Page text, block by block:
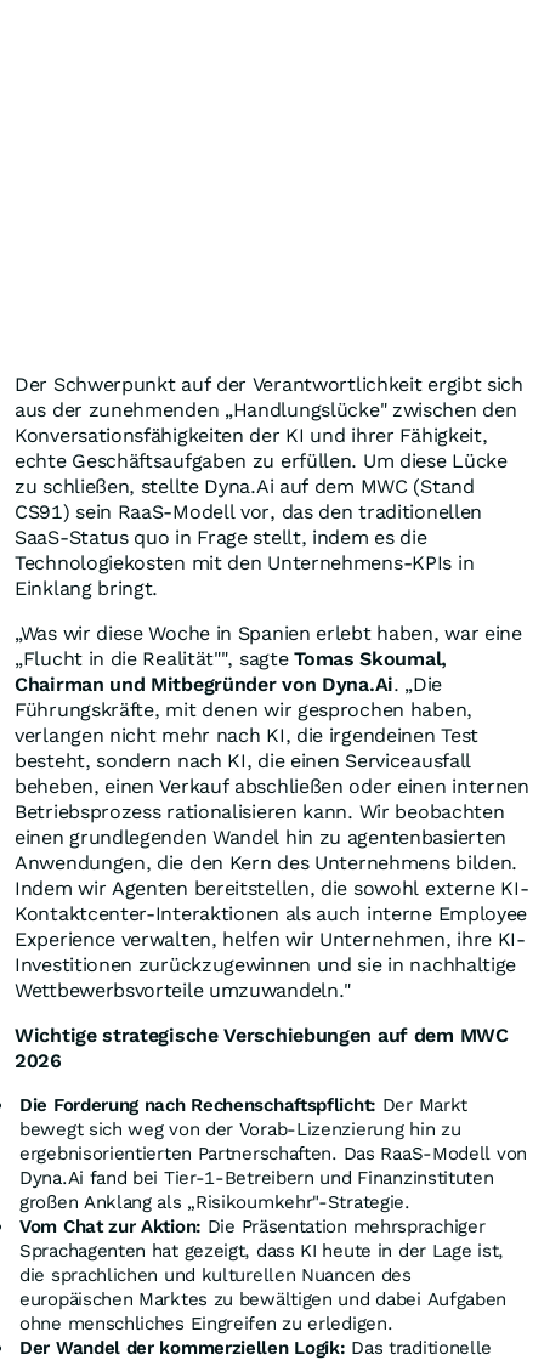
Der Schwerpunkt auf der Verantwortlichkeit ergibt sich
aus der zunehmenden „Handlungslücke" zwischen den
Konversationsfähigkeiten der KI und ihrer Fähigkeit,
echte Geschäftsaufgaben zu erfüllen. Um diese Lücke
zu schließen, stellte Dyna.Ai auf dem MWC (Stand
CS91) sein RaaS-Modell vor, das den traditionellen
SaaS-Status quo in Frage stellt, indem es die
Technologiekosten mit den Unternehmens-KPIs in
Einklang bringt.
„Was wir diese Woche in Spanien erlebt haben, war eine
„Flucht in die Realität"", sagteTomas Skoumal,
Chairman und Mitbegründer von Dyna.Ai. „Die
Führungskräfte, mit denen wir gesprochen haben,
verlangen nicht mehr nach KI, die irgendeinen Test
besteht, sondern nach KI, die einen Serviceausfall
beheben, einen Verkauf abschließen oder einen internen
Betriebsprozess rationalisieren kann. Wir beobachten
einen grundlegenden Wandel hin zu agentenbasierten
Anwendungen, die den Kern des Unternehmens bilden.
Indem wir Agenten bereitstellen, die sowohl externe KI-
Kontaktcenter-Interaktionen als auch interne Employee
Experience verwalten, helfen wir Unternehmen, ihre KI-
Investitionen zurückzugewinnen und sie in nachhaltige
Wettbewerbsvorteile umzuwandeln."
Wichtige strategische Verschiebungen auf dem MWC
2026
Die Forderung nach Rechenschaftspflicht: Der Markt
bewegt sich weg von der Vorab-Lizenzierung hin zu
ergebnisorientierten Partnerschaften. Das RaaS-Modell von
Dyna.Ai fand bei Tier-1-Betreibern und Finanzinstituten
großen Anklang als „Risikoumkehr"-Strategie.
Vom Chat zur Aktion: Die Präsentation mehrsprachiger
Sprachagenten hat gezeigt, dass KI heute in der Lage ist,
die sprachlichen und kulturellen Nuancen des
europäischen Marktes zu bewältigen und dabei Aufgaben
ohne menschliches Eingreifen zu erledigen.
Der Wandel der kommerziellen Logik: Das traditionelle